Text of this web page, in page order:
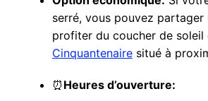
serré, vous pouvez partager
profiter du coucher de soleil
Cinquantenairesitué à
⏰ Heures d’ouverture: